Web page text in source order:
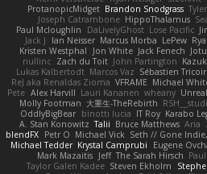
ProtanopicMidget Brandon Snodgrass
Joseph Catrambone HippoThalamus
Paul Mcloughlin
DaLivelyGhost Lose Pacific
Jack J
Ian Neisser Marcus Morba LePew
Kristen Westphal
Jon White Jack Fenech
nullinc Zach du Toit John Partington
Lukas Kalbertodt Marcos Vaz Sébastien
ReJ aka Renaldas Zioma VFRAME Michael
Pete Alex Harvill Lauri Kananen wheany
Molly Footman 大重生-TheRebirth
OddlyBigBear binotti lucia IT Roy Karabo
A. Stan Konowitz Talii Bruce Matthews Aria
blendFX Petr O Michael Vick Seth // Gone
Michael Tedder Krystal Camprubi Eugene
Mark Mazaitis Jeff The Sarah Hirsch
Taylor Galen Kadee Steven Ekholm